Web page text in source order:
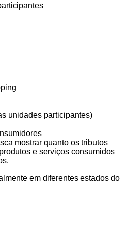
unidades participantes)
mostrar quanto os tributos
e serviços consumidos
em diferentes estados do